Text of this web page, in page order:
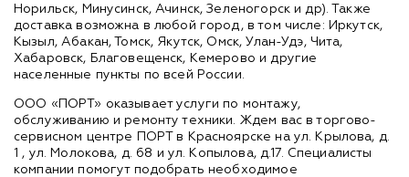
Норильск, Минусинск, Ачинск, Зеленогорск и др). Также
доставка возможна в любой город, в том числе: Иркутск,
Кызыл, Абакан, Томск, Якутск, Омск, Улан-Удэ, Чита,
Хабаровск, Благовещенск, Кемерово и другие
населенные пункты по всей России.
ООО «ПОРТ» оказывает услуги по монтажу,
обслуживанию и ремонту техники. Ждем вас в торгово-
сервисном центре ПОРТ в Красноярске на ул. Крылова, д.
1 , ул. Молокова, д. 68 и ул. Копылова, д.17. Специалисты
компании помогут подобрать необходимое